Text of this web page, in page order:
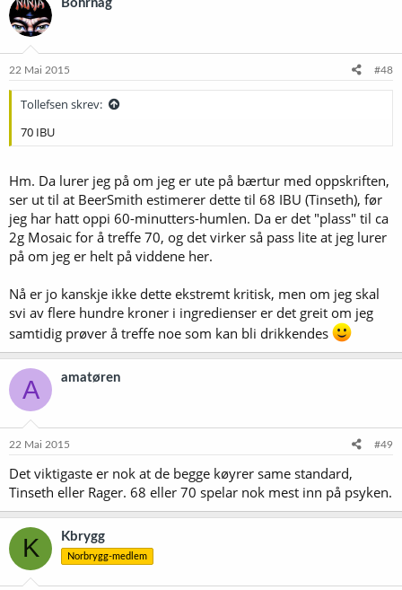
Bohrnag
22 Mai 2015 #48
Tollefsen skrev:
70 IBU
Hm. Da lurer jeg på om jeg er ute på bærtur med oppskriften,
ser ut til at BeerSmith estimerer dette til 68 IBU (Tinseth), før
jeg har hatt oppi 60-minutters-humlen. Da er det "plass" til ca
2g Mosaic for å treffe 70, og det virker så pass lite at jeg lurer
på om jeg er helt på viddene her.
Nå er jo kanskje ikke dette ekstremt kritisk, men om jeg skal
svi av flere hundre kroner i ingredienser er det greit om jeg
samtidig prøver å treffe noe som kan bli drikkendes
A amatøren
22 Mai 2015 #49
Det viktigaste er nok at de begge køyrer same standard,
Tinseth eller Rager. 68 eller 70 spelar nok mest inn på psyken.
K Kbrygg
Norbrygg-medlem